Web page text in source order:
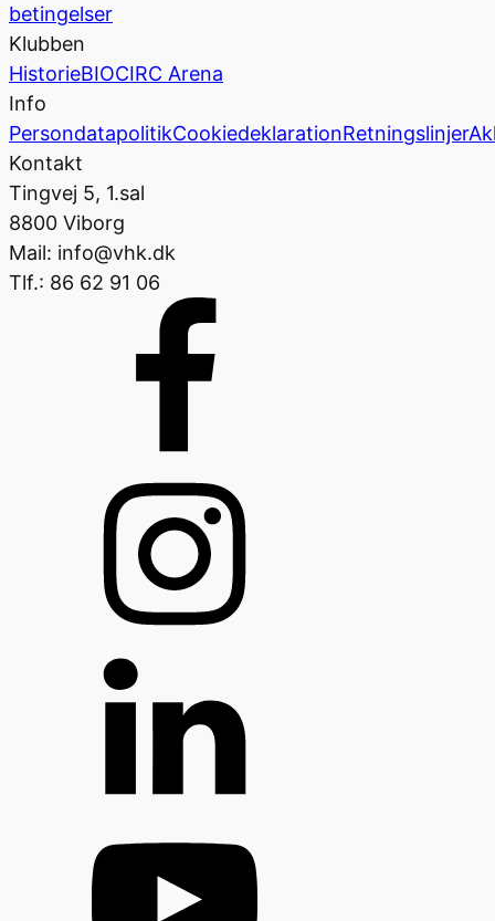
betingelser
Klubben
HistorieBIOCIRC Arena
Info
PersondatapolitikCookiedeklarationRetningslinjer
Kontakt
Tingvej 5, 1.sal
8800 Viborg
Mail: info@vhk.dk
Tlf.: 86 62 91 06